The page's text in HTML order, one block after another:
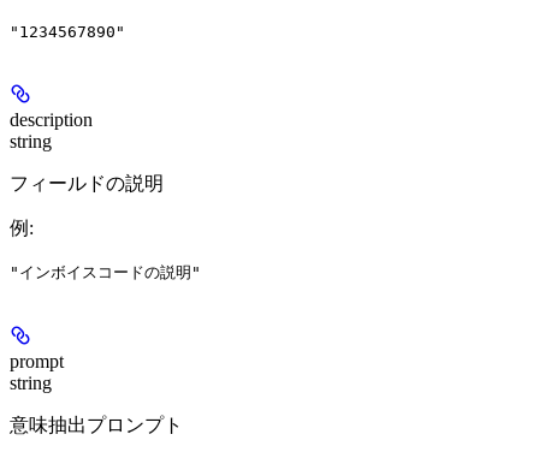
"1234567890"
description
string
フィールドの説明
例 :
"インボイスコードの説明"
prompt
string
意味抽出プロンプト